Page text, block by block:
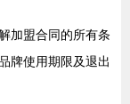
加盟合同的所有条
牌使用期限及退出